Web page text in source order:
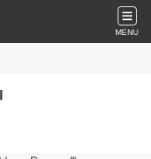
MENU